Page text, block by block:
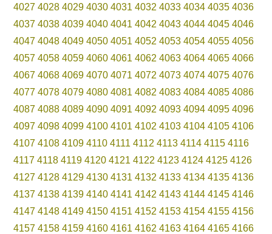
4027 4028 4029 4030 4031 4032 4033 4034 4035 4036
4037 4038 4039 4040 4041 4042 4043 4044 4045 4046
4047 4048 4049 4050 4051 4052 4053 4054 4055 4056
4057 4058 4059 4060 4061 4062 4063 4064 4065 4066
4067 4068 4069 4070 4071 4072 4073 4074 4075 4076
4077 4078 4079 4080 4081 4082 4083 4084 4085 4086
4087 4088 4089 4090 4091 4092 4093 4094 4095 4096
4097 4098 4099 4100 4101 4102 4103 4104 4105 4106
4107 4108 4109 4110 4111 4112 4113 4114 4115 4116
4117 4118 4119 4120 4121 4122 4123 4124 4125 4126
4127 4128 4129 4130 4131 4132 4133 4134 4135 4136
4137 4138 4139 4140 4141 4142 4143 4144 4145 4146
4147 4148 4149 4150 4151 4152 4153 4154 4155 4156
4157 4158 4159 4160 4161 4162 4163 4164 4165 4166